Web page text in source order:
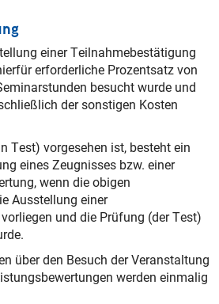
einer Teilnahmebestätigung
erforderliche Prozentsatz von
besucht wurde und
der sonstigen Kosten
Test) vorgesehen ist, besteht ein
eines Zeugnisses bzw. einer
wenn die obigen
Ausstellung einer
und die Prüfung (der Test)
über den Besuch der Veranstaltung
werden einmalig